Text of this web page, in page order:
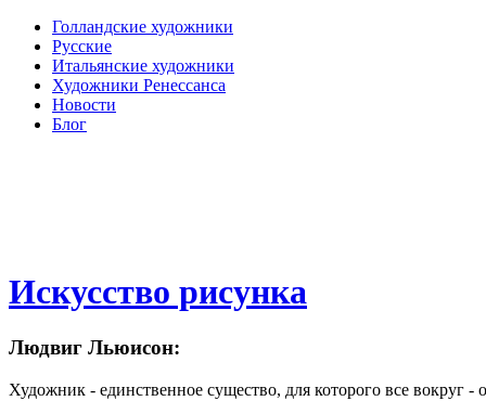
Голландские художники
Русские
Итальянские художники
Художники Ренессанса
Новости
Блог
Искусство рисунка
Людвиг Льюисон:
Художник - единственное существо, для которого все вокруг -